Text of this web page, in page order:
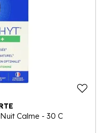
Calme - 30 C